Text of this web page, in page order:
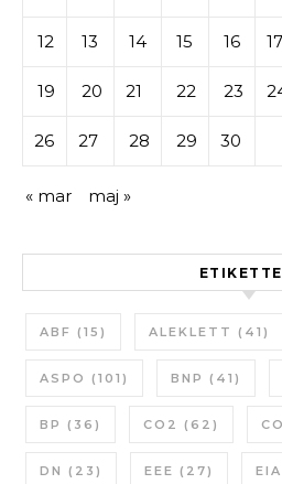
12 13 14 15 16 17
19 20 21 22 23
26 27 28 29 30
« mar maj »
ABF (15) ALEKLETT (41)
ASPO (101) BNP (41)
BP (36) CO2 (62)
DN (23) EEE (27) EIA